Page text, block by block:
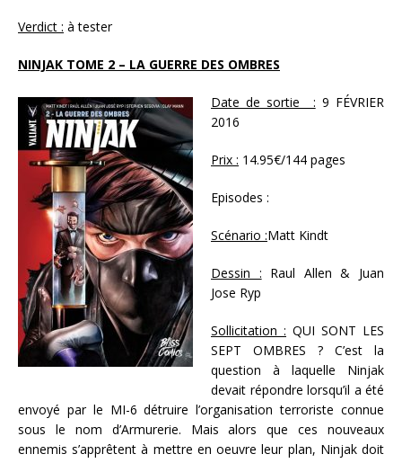
Verdict : à tester
NINJAK TOME 2 – LA GUERRE DES OMBRES
Date de sortie : 9 FÉVRIER
2016
Prix : 14.95€/144 pages
Episodes :
Scénario :Matt Kindt
Dessin : Raul Allen & Juan
Jose Ryp
Sollicitation : QUI SONT LES
SEPT OMBRES ? C’est la
question à laquelle Ninjak
devait répondre lorsqu’il a été
envoyé par le MI-6 détruire l’organisation terroriste connue
sous le nom d’Armurerie. Mais alors que ces nouveaux
ennemis s’apprêtent à mettre en oeuvre leur plan, Ninjak doit